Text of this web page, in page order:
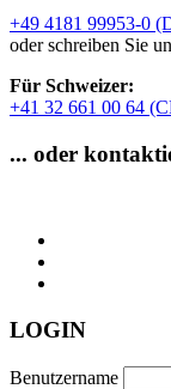
+49 4181 99953-0
oder schreiben Sie
Für Schweizer:
+41 32 661 00 64
... oder
LOGIN
Benutzername